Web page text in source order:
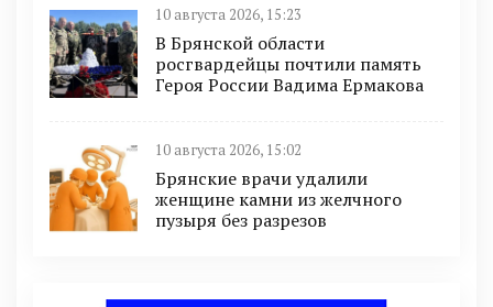
10 августа 2026, 15:23
В Брянской области
росгвардейцы почтили память
Героя России Вадима Ермакова
10 августа 2026, 15:02
Брянские врачи удалили
женщине камни из желчного
пузыря без разрезов